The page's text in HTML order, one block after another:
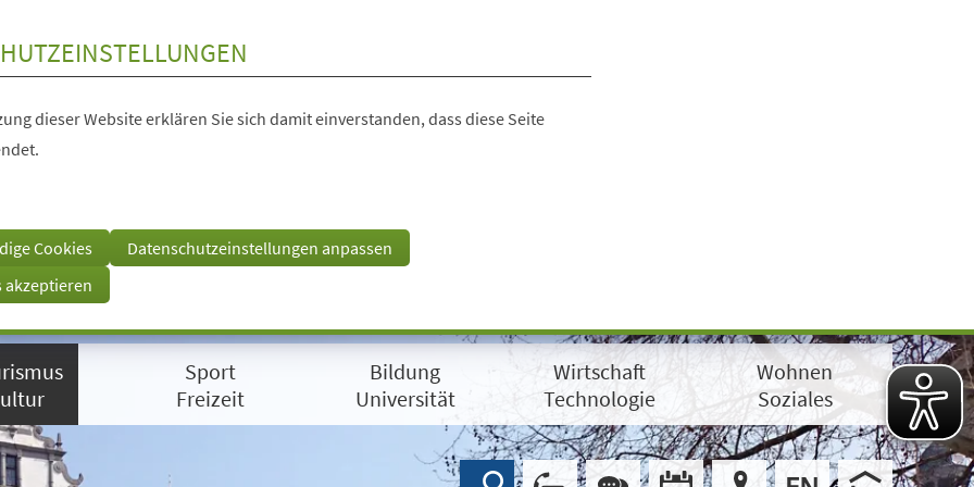
dieser Website erklären Sie sich damit einverstanden, dass diese Seite
Cookies
Datenschutzeinstellungen anpassen
akzeptieren
Sport
Freizeit
Bildung
Universität
Wirtschaft
Technologie
Wohnen
Soziales